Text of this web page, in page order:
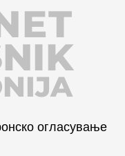
огласување